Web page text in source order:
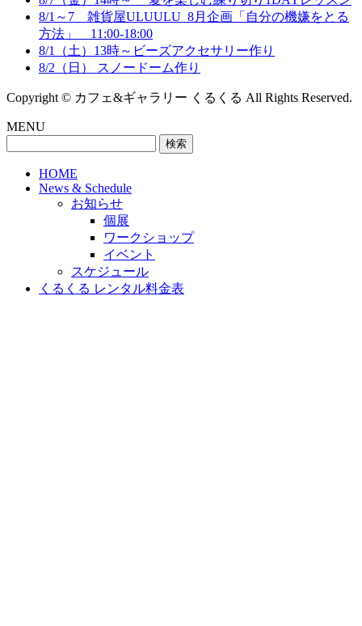
8/1～7 雑貨屋ULUULU_8月企画「自分の機嫌をとる
方法」 11:00-18:00
8/1（土）13時～ビーズアクセサリー作り
8/2（日） スノードーム作り
Copyright © カフェ&ギャラリー くるくる All Rights Reserved.
MENU
HOME
News & Schedule
お知らせ
個展
ワークショップ
イベント
スケジュール
くるくる レンタル料金表